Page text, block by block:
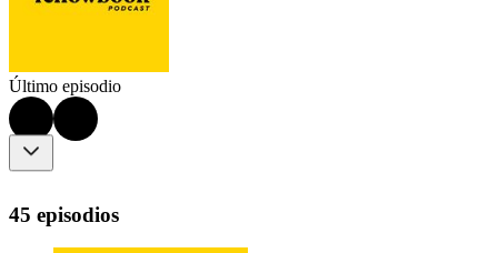
Último episodio
45 episodios